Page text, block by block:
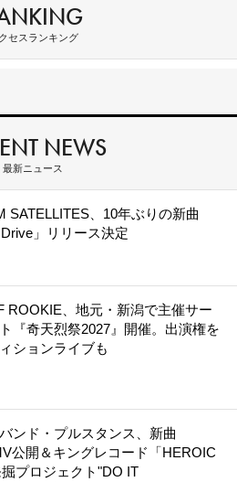
セスランキング
NEWS
最新ニュース
SATELLITES、10年ぶりの新曲
Drive」リリース決定
ROOKIE、地元・新潟で主催サー
『奇天烈祭2027』開催。出演権を
ションライブも
ンド・プルスタンス、新曲
公開＆キングレコード「HEROIC
プロジェクト"DO IT